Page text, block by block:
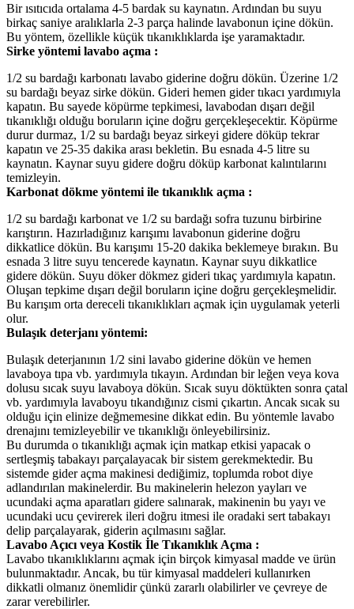
Bir ısıtıcıda ortalama 4-5 bardak su kaynatın. Ardından bu suyu
birkaç saniye aralıklarla 2-3 parça halinde lavabonun içine dökün.
Bu yöntem, özellikle küçük tıkanıklıklarda işe yaramaktadır.
Sirke yöntemi lavabo açma :
1/2 su bardağı karbonatı lavabo giderine doğru dökün. Üzerine 1/2
su bardağı beyaz sirke dökün. Gideri hemen gider tıkacı yardımıyla
kapatın. Bu sayede köpürme tepkimesi, lavabodan dışarı değil
tıkanıklığı olduğu boruların içine doğru gerçekleşecektir. Köpürme
durur durmaz, 1/2 su bardağı beyaz sirkeyi gidere döküp tekrar
kapatın ve 25-35 dakika arası bekletin. Bu esnada 4-5 litre su
kaynatın. Kaynar suyu gidere doğru döküp karbonat kalıntılarını
temizleyin.
Karbonat dökme yöntemi ile tıkanıklık açma :
1/2 su bardağı karbonat ve 1/2 su bardağı sofra tuzunu birbirine
karıştırın. Hazırladığınız karışımı lavabonun giderine doğru
dikkatlice dökün. Bu karışımı 15-20 dakika beklemeye bırakın. Bu
esnada 3 litre suyu tencerede kaynatın. Kaynar suyu dikkatlice
gidere dökün. Suyu döker dökmez gideri tıkaç yardımıyla kapatın.
Oluşan tepkime dışarı değil boruların içine doğru gerçekleşmelidir.
Bu karışım orta dereceli tıkanıklıkları açmak için uygulamak yeterli
olur.
Bulaşık deterjanı yöntemi:
Bulaşık deterjanının 1/2 sini lavabo giderine dökün ve hemen
lavaboya tıpa vb. yardımıyla tıkayın. Ardından bir leğen veya kova
dolusu sıcak suyu lavaboya dökün. Sıcak suyu döktükten sonra çatal
vb. yardımıyla lavaboyu tıkandığınız cismi çıkartın. Ancak sıcak su
olduğu için elinize değmemesine dikkat edin. Bu yöntemle lavabo
drenajını temizleyebilir ve tıkanıklığı önleyebilirsiniz.
Bu durumda o tıkanıklığı açmak için matkap etkisi yapacak o
sertleşmiş tabakayı parçalayacak bir sistem gerekmektedir. Bu
sistemde gider açma makinesi dediğimiz, toplumda robot diye
adlandırılan makinelerdir. Bu makinelerin helezon yayları ve
ucundaki açma aparatları gidere salınarak, makinenin bu yayı ve
ucundaki ucu çevirerek ileri doğru itmesi ile oradaki sert tabakayı
delip parçalayarak, giderin açılmasını sağlar.
Lavabo Açıcı veya Kostik İle Tıkanıklık Açma :
Lavabo tıkanıklıklarını açmak için birçok kimyasal madde ve ürün
bulunmaktadır. Ancak, bu tür kimyasal maddeleri kullanırken
dikkatli olmanız önemlidir çünkü zararlı olabilirler ve çevreye de
zarar verebilirler.